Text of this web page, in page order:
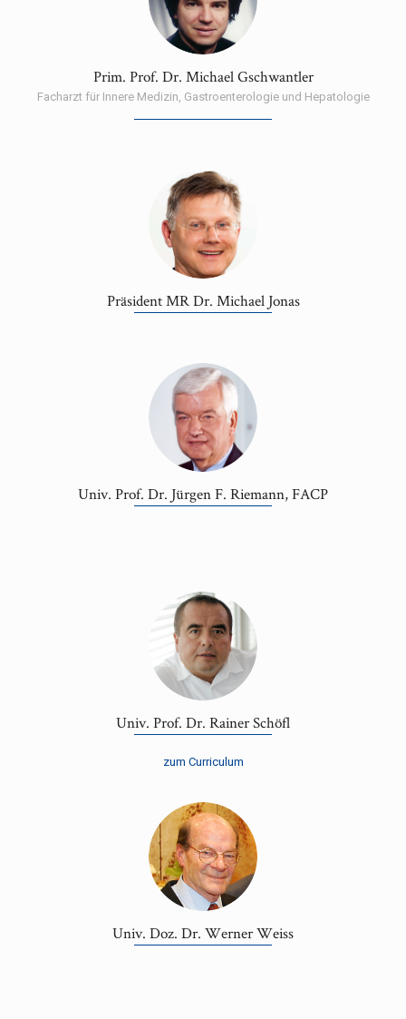
Prim. Prof. Dr. Michael Gschwantler
Facharzt für Innere Medizin, Gastroenterologie und Hepatologie
Präsident MR Dr. Michael Jonas
Univ. Prof. Dr. Jürgen F. Riemann, FACP
Univ. Prof. Dr. Rainer Schöfl
zum Curriculum
Univ. Doz. Dr. Werner Weiss